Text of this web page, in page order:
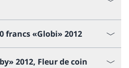
francs «Globi» 2012
2012, Fleur de coin